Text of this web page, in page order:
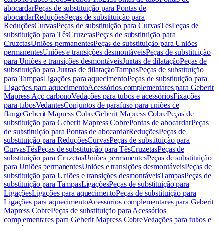
abocardarPeças de substituição para Pontas de
abocardarReduçõesPeças de substituição para
ReduçõesCurvasPeças de substituição para CurvasTêsPeças de
substituição para TêsCruzetasPeças de substituição para
CruzetasUniões permanentesPeças de substituição para Uniões
permanentesUniões e transições desmontáveisPeças de substituição
para Uniões e transições desmontáveisJuntas de dilataçãoPeças de
substituição para Juntas de dilataçãoTampasPeças de substituição
para TampasLigações para aquecimentoPeças de substituição para
Ligações para aquecimentoAcessórios complementares para Geberit
Mapress Aço carbonoVedações para tubos e acessóriosFixações
para tubosVedantesConjuntos de parafuso para uniões de
flangeGeberit Mapress CobreGeberit Mapress CobrePeças de
substituição para Geberit Mapress CobrePontas de abocardarPeças
de substituição para Pontas de abocardarReduçõesPeças de
substituição para ReduçõesCurvasPeças de substituição para
CurvasTêsPeças de substituição para TêsCruzetasPeças de
substituição para CruzetasUniões permanentesPeças de substituição
para Uniões permanentesUniões e transições desmontáveisPeças de
substituição para Uniões e transições desmontáveisTampasPeças de
substituição para TampasLigaçõesPeças de substituição para
LigaçõesLigações para aquecimentoPeças de substituição para
Ligações para aquecimentoAcessórios complementares para Geberit
Mapress CobrePeças de substituição para Acessórios
complementares para Geberit Mapress CobreVedações para tubos e